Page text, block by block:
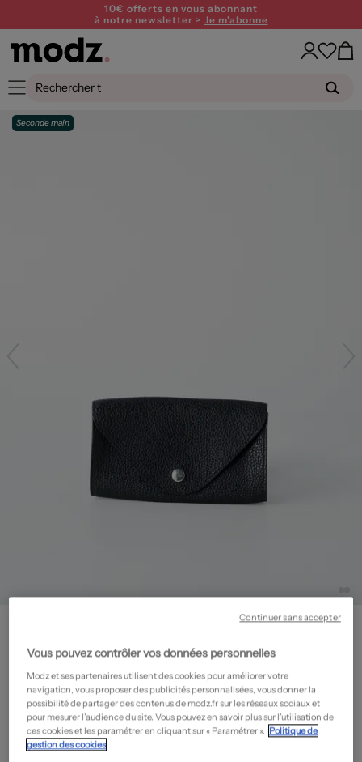
10€ offerts en vous abonnant
à notre newsletter > Je m'abonne
Seconde main
15,60€
Prix neuf estimé : 39,00€ -60% ?
État: Très bon état En savoir plus
Guide des tailles
Vous pouvez contrôler vos données personnelles
Modz et ses partenaires utilisent des cookies pour améliorer votre
navigation, vous proposer des publicités personnalisées, vous donner la
possibilité de partager des contenus de modz.fr sur les réseaux sociaux et
pour mesurer l’audience du site. Vous pouvez en savoir plus sur l’utilisation de
ces cookies et les paramétrer en cliquant sur « Paramétrer ». Politique de
gestion des cookies
Continuer sans accepter